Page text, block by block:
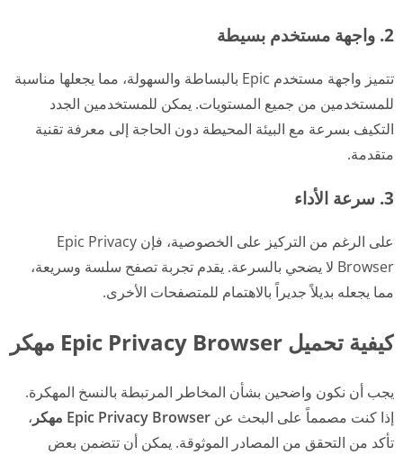
2. واجهة مستخدم بسيطة
تتميز واجهة مستخدم Epic بالبساطة والسهولة، مما يجعلها مناسبة
للمستخدمين من جميع المستويات. يمكن للمستخدمين الجدد
التكيف بسرعة مع البيئة المحيطة دون الحاجة إلى معرفة تقنية
متقدمة.
3. سرعة الأداء
على الرغم من التركيز على الخصوصية، فإن Epic Privacy
Browser لا يضحي بالسرعة. يقدم تجربة تصفح سلسة وسريعة،
مما يجعله بديلاً جديراً بالاهتمام للمتصفحات الأخرى.
كيفية تحميل Epic Privacy Browser مهكر
يجب أن نكون واضحين بشأن المخاطر المرتبطة بالنسخ المهكرة.
إذا كنت مصمماً على البحث عن Epic Privacy Browser مهكر
،
تأكد من التحقق من المصادر الموثوقة. يمكن أن تتضمن بعض